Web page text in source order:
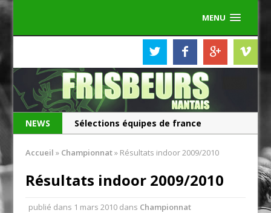
MENU
NEWS
Sélections équipes de france
Accueil » Championnat» Résultats indoor 2009/2010
Résultats indoor 2009/2010
publié dans 1 mars 2010 dans Championnat